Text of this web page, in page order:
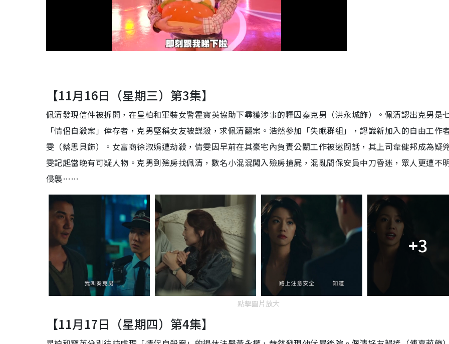
n
.
1
6
【11月16日（星期三）第3集】
佩清發現信件被拆開，在星柏和軍裝女警霍寶英協助下尋獲涉事的釋囚秦克男（洪永城飾）。佩清認出克男是
「情侶自殺案」倖存者，克男堅稱女友被謀殺，求佩清翻案。浩然參加「失眠群組」，認識新加入的自由工作
雯（蔡思貝飾）。女富商徐淑娟遭劫殺，倩雯因早前在其豪宅內負責公關工作被邀問話，其上司韋健邦成為疑
雯記起當晚有可疑人物。克男到殮房找佩清，數名小混混闖入殮房搶屍，混亂間保安員中刀昏迷，眾人更遭不
侵襲……
+3
點擊圖片放大
【11月17日（星期四）第4集】